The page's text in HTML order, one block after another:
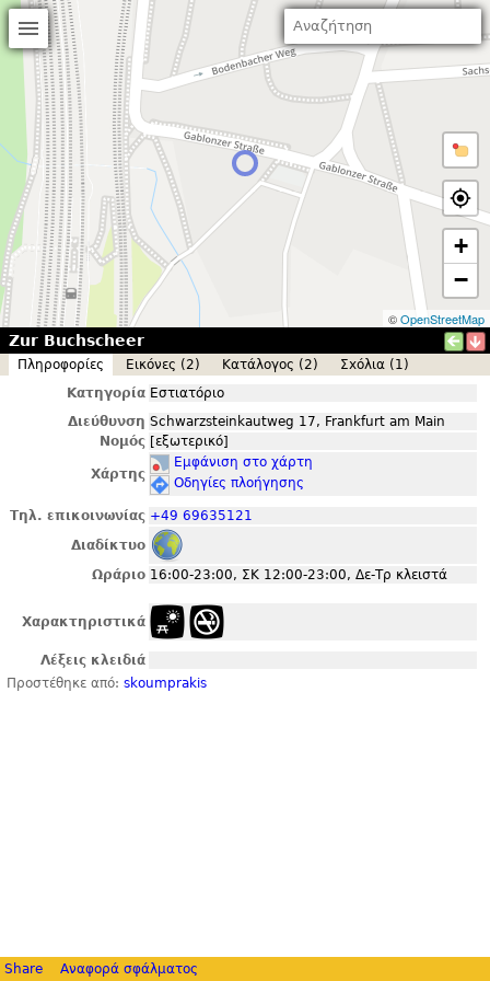
+
−
©OpenStreetMap
Zur Buchscheer
Πληροφορίες Εικόνες (2) Κατάλογος (2)
Σxόλια (1)
Κατηγορία Εστιατόριο
Διεύθυνση Schwarzsteinkautweg 17, Frankfurt am Main
Νομός [εξωτερικό]
Χάρτης
Εμφάνιση στο χάρτη
Οδηγίες πλοήγησης
Τηλ. επικοινωνίας +49 69635121
Διαδίκτυο
Ωράριο 16:00-23:00, ΣΚ 12:00-23:00, Δε-Τρ κλειστά
Χαρακτηριστικά
Λέξεις κλειδιά
Προστέθηκε από: skoumprakis
Share Αναφορά σφάλματος